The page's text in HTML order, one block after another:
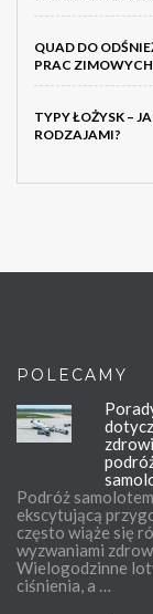
QUAD DO
PRAC
TYPY ŁOŻYSK –
RODZAJAMI?
POLECAMY
Podróż
ekscytującą
często wiąże się
wyzwaniami
Wielogodzinne
ciśnienia, a …